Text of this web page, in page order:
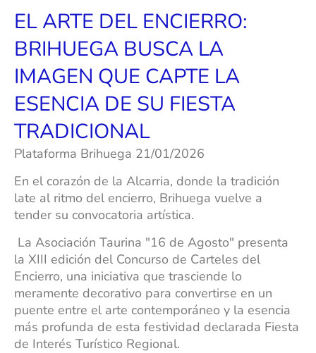
EL ARTE DEL ENCIERRO:
BRIHUEGA BUSCA LA
IMAGEN QUE CAPTE LA
ESENCIA DE SU FIESTA
TRADICIONAL
Plataforma Brihuega 21/01/2026
En el corazón de la Alcarria, donde la tradición
late al ritmo del encierro, Brihuega vuelve a
tender su convocatoria artística.
La Asociación Taurina "16 de Agosto" presenta
la XIII edición del Concurso de Carteles del
Encierro, una iniciativa que trasciende lo
meramente decorativo para convertirse en un
puente entre el arte contemporáneo y la esencia
más profunda de esta festividad declarada Fiesta
de Interés Turístico Regional.